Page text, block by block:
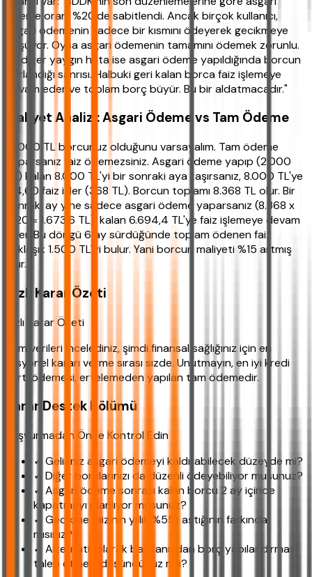
ödeme oranı %20'de sabitlendi. Ancak birçok kullanıcı,
asgari ödemenin sadece bir kısmını ödeyerek gecikmeye
düşüyor. Oysa asgari ödemenin tamamını ödemek zorunlu.
Bir diğer yaygın hata ise asgari ödeme yapıldığında borcun
sıfırlandığı sanrısı. Halbuki geri kalan borca faiz işlemeye
devam eder ve toplam borç büyür. Bu bir aldatmacadır."
Maliyet Analizi: Asgari Ödeme vs Tam Ödeme
10.000 TL borcunuz olduğunu varsayalım. Tam ödeme
yaparsanız faiz ödemezsiniz. Asgari ödeme yapıp (2.000
TL) kalan 8.000 TL'yi bir sonraki aya taşırsanız, 8.000 TL'ye
%4,60 faiz işler (368 TL). Borcun toplamı 8.368 TL olur. Bir
sonraki ay yine sadece asgari ödeme yaparsanız (8.368 x
0,20 = 1.673,6 TL), kalan 6.694,4 TL'ye faiz işlemeye devam
eder. Bu döngü 6 ay sürdüğünde toplam ödenen faiz
yaklaşık 1.500 TL'yi bulur. Yani borcun maliyeti %15 artmış
olur.
Hızlı Karar Özeti
Hızlı Karar Özeti
Tüm verileri incelediniz, şimdi finansal sağlığınız için en
rasyonel kararı verme sırası sizde. Unutmayın, en iyi kredi
kartı ödemesi, ertelemeden yapılan tam ödemedir.
Karar Destek Bölümü
Başvurmadan Önce Kontrol Edin
✓ Geliriniz asgari ödemeyi kaldırabilecek düzeyde mi?
✓ Diğer borçlarınızı da düzenli ödeyebiliyor musunuz?
✓ Asgari ödeme sonrası kalan borcu 2 ay içinde
kapatmayı planlıyor musunuz?
✓ Gecikme faizinin yıllık %55'i aştığının farkında
mısınız?
✓ Alternatif olarak bankanızdan borç yapılandırması
talep etmeyi düşündünüz mü?